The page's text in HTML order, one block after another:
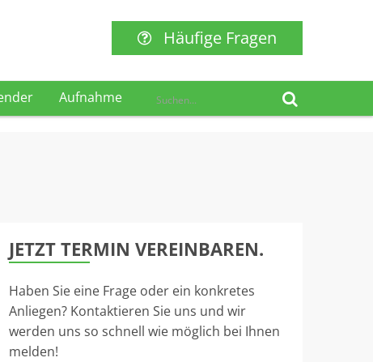
Häufige Fragen
Aufnahme
JETZT TERMIN VEREINBAREN.
Haben Sie eine Frage oder ein konkretes
Anliegen? Kontaktieren Sie uns und wir
werden uns so schnell wie möglich bei Ihnen
melden!